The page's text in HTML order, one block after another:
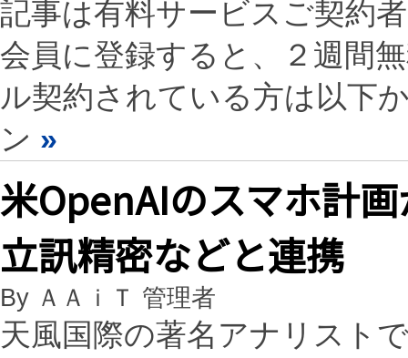
記事は有料サービスご契約
会員に登録すると、２週間
ル契約されている方は以下
ン »
米OpenAIのスマホ計
立訊精密などと連携
By ＡＡｉＴ 管理者
天風国際の著名アナリスト